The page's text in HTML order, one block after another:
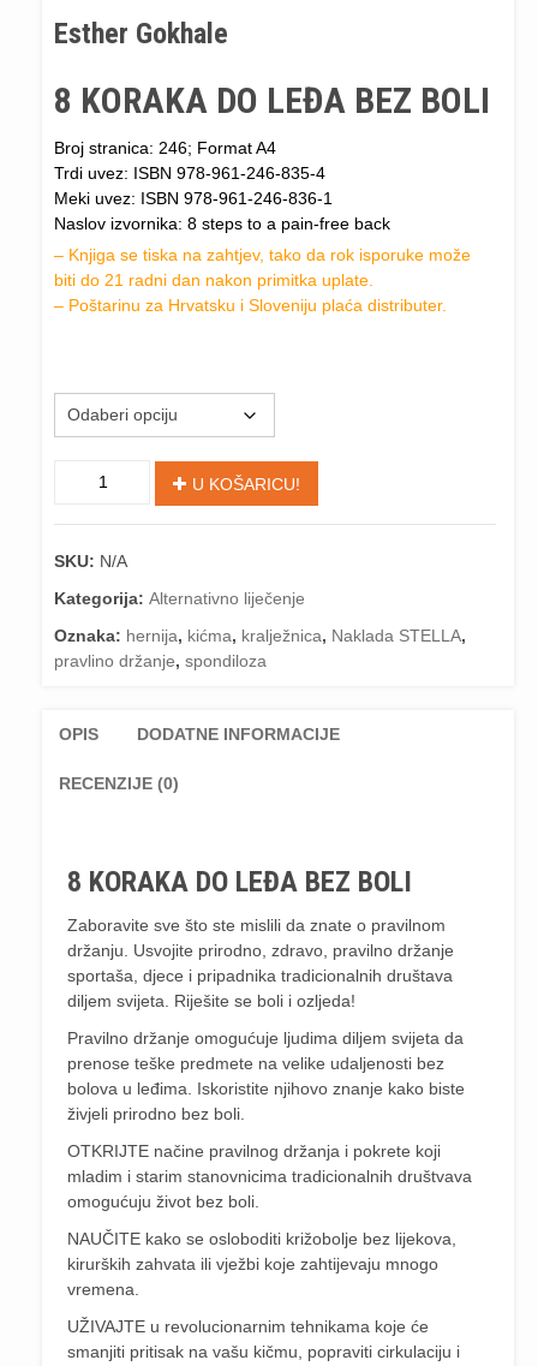
od
€49,90
Esther Gokhale
8 KORAKA DO LEĐA BEZ BOLI
Broj stranica: 246; Format A4
Trdi uvez: ISBN 978-961-246-835-4
Meki uvez: ISBN 978-961-246-836-1
Naslov izvornika: 8 steps to a pain-free back
– Knjiga se tiska na zahtjev, tako da rok isporuke može
biti do 21 radni dan nakon primitka uplate
– Poštarinu za Hrvatsku i Sloveniju plaća distributer.
DO
BEZ
BOLI"
Gokhale
količina
U KOŠARICU!
SKU: N/A
Kategorija: Alternativno liječenje
Oznaka: hernija, kićma, kralježnica, Naklada STELLA,
pravlino držanje, spondiloza
OPIS DODATNE INFORMACIJE
RECENZIJE (0)
8 KORAKA DO LEĐA BEZ BOLI
Zaboravite sve što ste mislili da znate o pravilnom
držanju. Usvojite prirodno, zdravo, pravilno držanje
sportaša, djece i pripadnika tradicionalnih društava
diljem svijeta. Riješite se boli i ozljeda!
Pravilno držanje omogućuje ljudima diljem svijeta da
prenose teške predmete na velike udaljenosti bez
bolova u leđima. Iskoristite njihovo znanje kako biste
živjeli prirodno bez boli.
OTKRIJTE načine pravilnog držanja i pokrete koji
mladim i starim stanovnicima tradicionalnih društvava
omogućuju život bez boli.
NAUČITE kako se osloboditi križobolje bez lijekova,
kirurških zahvata ili vježbi koje zahtijevaju mnogo
vremena.
UŽIVAJTE u revolucionarnim tehnikama koje će
smanjiti pritisak na vašu kičmu, popraviti cirkulaciju i